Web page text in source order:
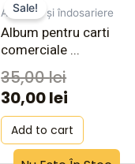
Sale!
Arhivare și îndosariere
Album pentru carti
comerciale ...
35,00lei
30,00lei
Add to cart